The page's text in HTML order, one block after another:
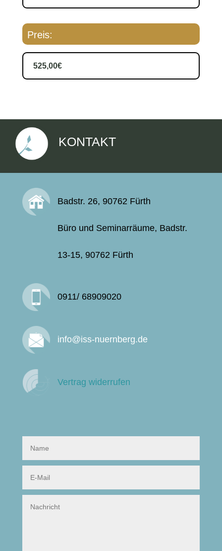
Preis:
525,00€
KONTAKT
Badstr. 26, 90762 Fürth
Büro und Seminarräume, Badstr.
13-15, 90762 Fürth
0911/ 68909020
info@iss-nuernberg.de
Vertrag widerrufen